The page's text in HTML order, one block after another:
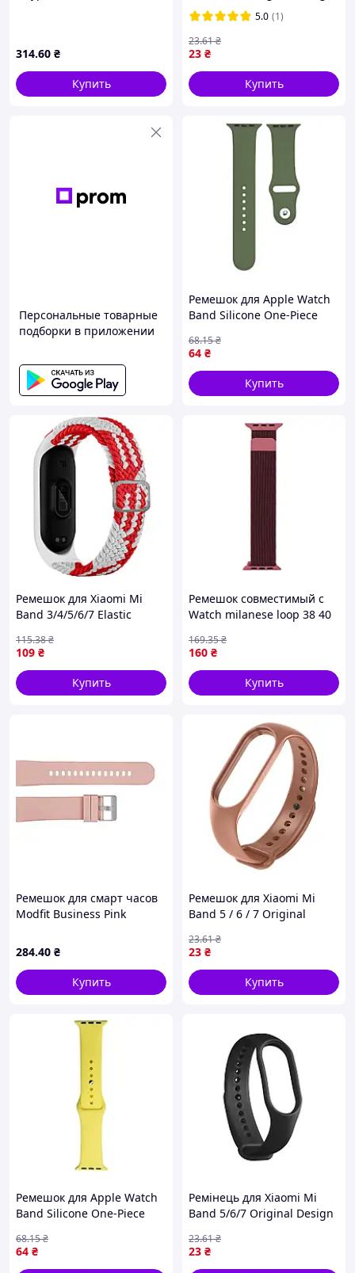
314.60 ₴
Купить
Atrovirens
5.0 (1)
23 ₴
23.61₴
Купить
Персональные товарные
подборки в приложении
Ремешок для Apple Watch
Band Silicone One-Piece
85.Olive
64 ₴
68.15₴
Купить
Ремешок для Xiaomi Mi
Band 3/4/5/6/7 Elastic
109 ₴
115.38₴
Купить
Ремешок совместимый с
Watch milanese loop 38 40
buzyna
160 ₴
169.35₴
Купить
Ремешок для смарт часов
Modfit Business Pink
284.40 ₴
Купить
Ремешок для Xiaomi Mi
Band 5 / 6 / 7 Original
23 ₴
23.61₴
Купить
Ремешок для Apple Watch
Band Silicone One-Piece
64 ₴
68.15₴
Ремінець для Xiaomi Mi
Band 5/6/7 Original Design
23 ₴
23.61₴